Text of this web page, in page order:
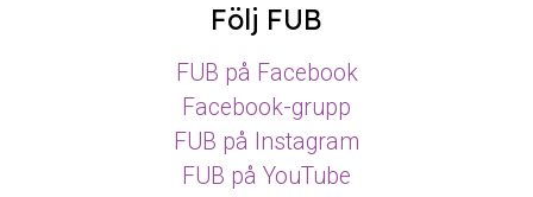
Följ FUB
FUB på Facebook
Facebook-grupp
FUB på Instagram
FUB på YouTube